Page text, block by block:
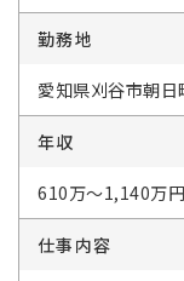
勤務地
愛知県刈谷市朝
年収
610万～1,140万円
仕事内容